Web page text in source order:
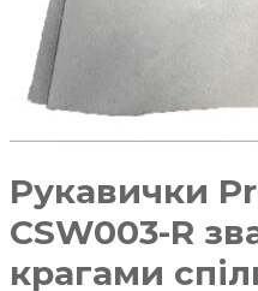
Рукавички
CSW003-R
крагами